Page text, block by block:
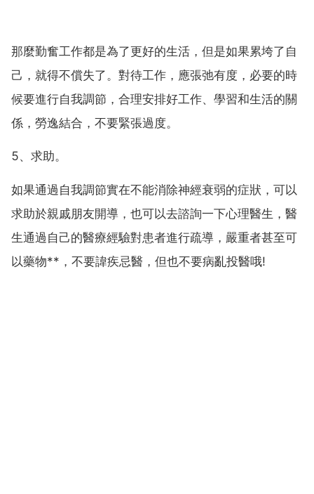
那麼勤奮工作都是為了更好的生活，但是如果累垮了自
己，就得不償失了。對待工作，應張弛有度，必要的時
候要進行自我調節，合理安排好工作、學習和生活的關
係，勞逸結合，不要緊張過度。
5、求助。
如果通過自我調節實在不能消除神經衰弱的症狀，可以
求助於親戚朋友開導，也可以去諮詢一下心理醫生，醫
生通過自己的醫療經驗對患者進行疏導，嚴重者甚至可
以藥物**，不要諱疾忌醫，但也不要病亂投醫哦!